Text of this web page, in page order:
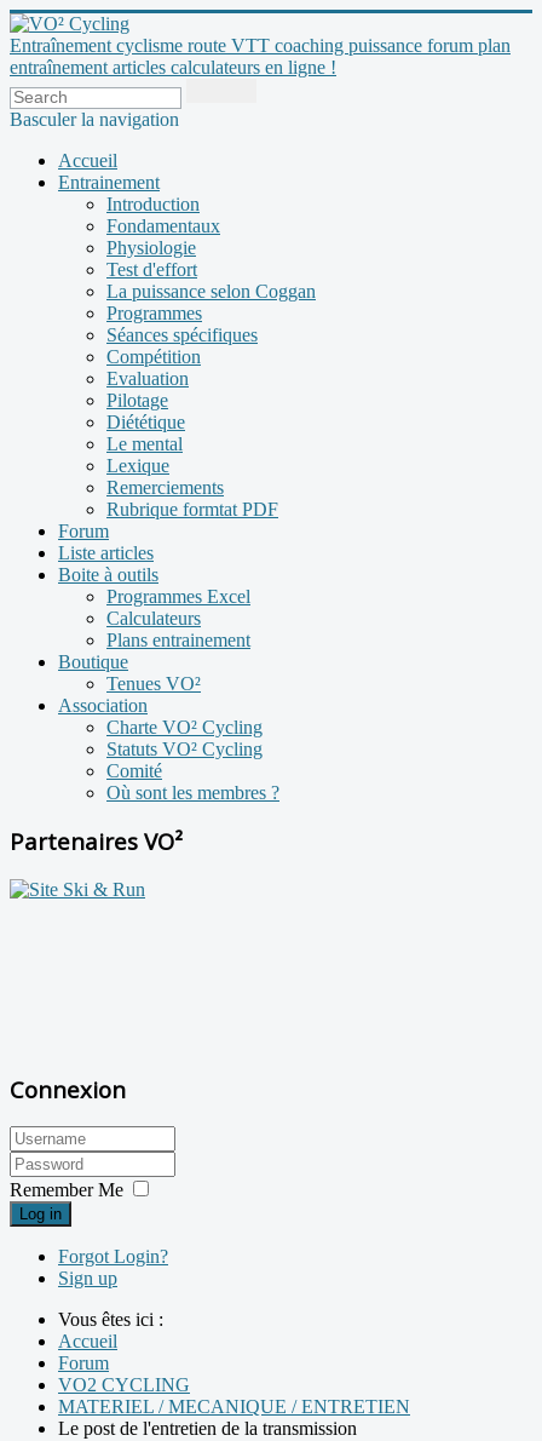
Entraînement cyclisme route VTT coaching puissance forum plan
entraînement articles calculateurs en ligne !
Basculer la navigation
Accueil
Entrainement
Introduction
Fondamentaux
Physiologie
Test d'effort
La puissance selon Coggan
Programmes
Séances spécifiques
Compétition
Evaluation
Pilotage
Diététique
Le mental
Lexique
Remerciements
Rubrique formtat PDF
Forum
Liste articles
Boite à outils
Programmes Excel
Calculateurs
Plans entrainement
Boutique
Tenues VO²
Association
Charte VO² Cycling
Statuts VO² Cycling
Comité
Où sont les membres ?
Partenaires VO²
Connexion
Remember Me
Log in
Forgot Login?
Sign up
Vous êtes ici :
Accueil
Forum
VO2 CYCLING
MATERIEL / MECANIQUE / ENTRETIEN
Le post de l'entretien de la transmission